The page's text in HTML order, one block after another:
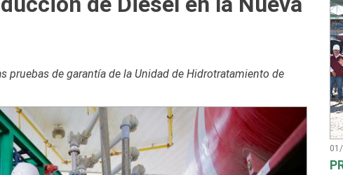
pruebas de garantía de la Unidad de Hidrotratamiento de